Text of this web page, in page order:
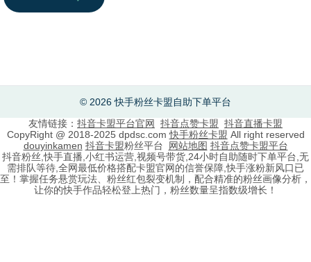
© 2026 快手粉丝卡盟自助下单平台
友情链接： 抖音卡盟平台官网 抖音点赞卡盟 抖音直播卡盟
CopyRight @ 2018-2025 dpdsc.com快手粉丝卡盟 All right reserved
douyinkamen 抖音卡盟粉丝平台 网站地图 抖音点赞卡盟平台
抖音粉丝,快手直播,小红书运营,视频号带货,24小时自助随时下单平台,无
需排队等待,全网最低价格搭配卡盟官网的信誉保障,快手涨粉新风口已
至！掌握任务悬赏玩法、粉丝红包裂变机制，配合精准的粉丝画像分析，
让你的快手作品轻松登上热门，粉丝数量呈指数级增长！